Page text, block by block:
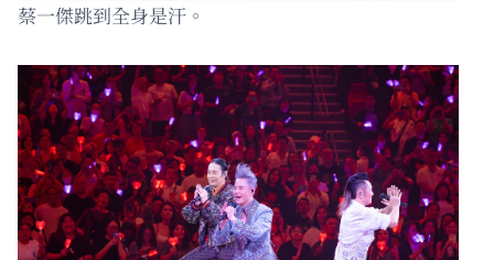
蔡一傑跳到全身是汗。